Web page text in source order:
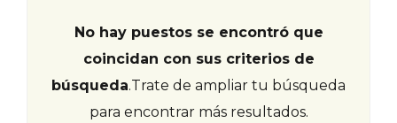
No hay puestos se encontró que
coincidan con sus criterios de
búsqueda.Trate de ampliar tu búsqueda
para encontrar más resultados.